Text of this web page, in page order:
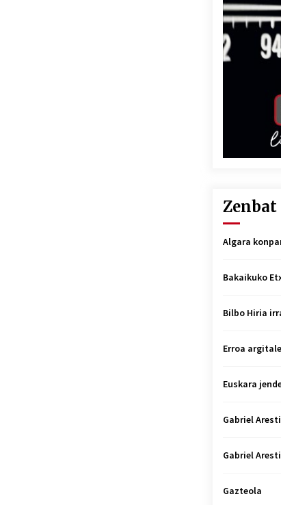
Algara
Bakaikuko
Bilbo Hiria
Erroa
Euskara
Gabriel
Gabriel
Gazteola